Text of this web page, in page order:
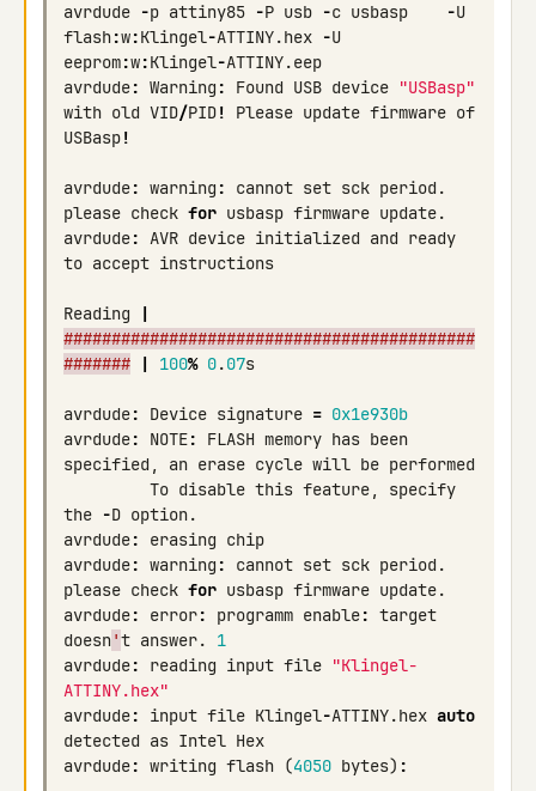
avrdude -p attiny85 -P usb -c usbasp -U
flash:w:Klingel-ATTINY.hex -U
eeprom:w:Klingel-ATTINY.eep
avrdude: Warning : Found USB device "USBasp"
with old VID/PID! Please update firmware of
USBasp!
avrdude: warning : cannot set sck period.
please check for usbasp firmware update.
avrdude: AVR device initialized and ready
to accept instructions
Reading
|
###########################################
#######
| 100% 0.07s
avrdude: Device signature = 0x1e930b
avrdude: NOTE: FLASH memory has been
specified, an erase cycle will be performed
To disable this feature,
specify
the -D option.
avrdude: erasing chip
avrdude: warning : cannot set sck period.
please check for usbasp firmware update.
avrdude: error: programm enable: target
doesn't answer.
1
avrdude: reading input file "Klingel-
ATTINY.hex"
avrdude: input file Klingel-ATTINY.hex auto
detected as Intel Hex
avrdude: writing flash (4050 bytes) :